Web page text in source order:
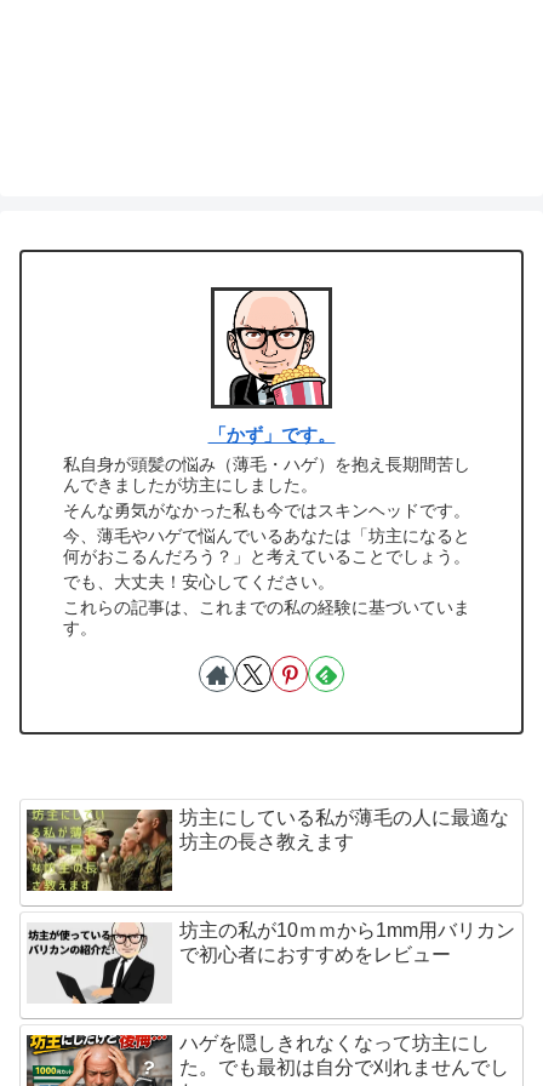
「かず」です。
私自身が頭髪の悩み（薄毛・ハゲ）を抱え長期間苦し
んできましたが坊主にしました。
そんな勇気がなかった私も今ではスキンヘッドです。
今、薄毛やハゲで悩んでいるあなたは「坊主になると
何がおこるんだろう？」と考えていることでしょう。
でも、大丈夫！安心してください。
これらの記事は、これまでの私の経験に基づいていま
す。
坊主にしている私が薄毛の人に最適な
坊主の長さ教えます
坊主の私が10ｍｍから1mm用バリカン
で初心者におすすめをレビュー
ハゲを隠しきれなくなって坊主にし
た。でも最初は自分で刈れませんでし